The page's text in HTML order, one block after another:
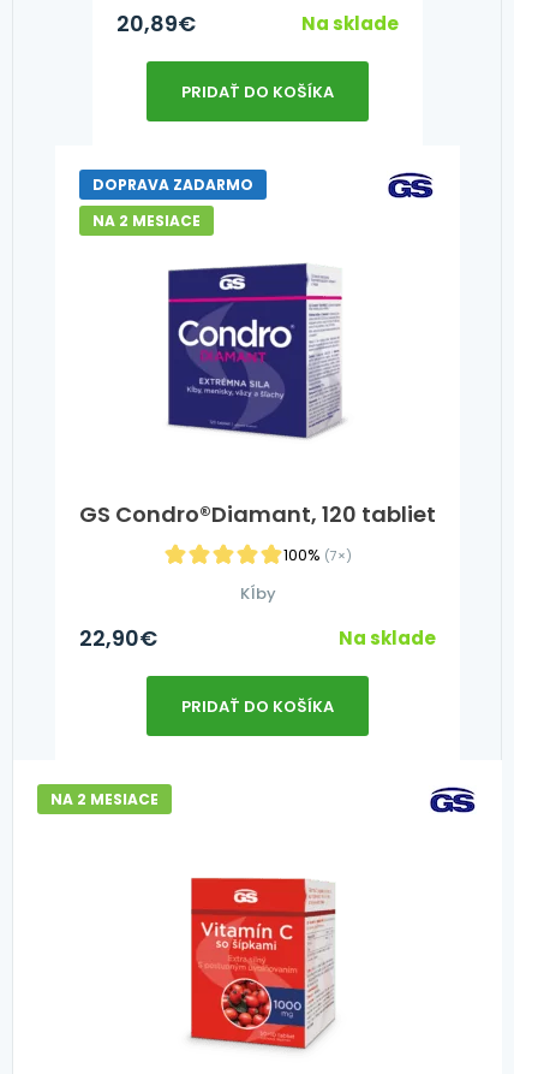
20,89€ Na sklade
PRIDAŤ DO KOŠÍKA
GS Condro®Diamant, 120 tabliet
100% (7×)
DOPRAVA ZADARMO
NA 2 MESIACE
Kĺby
22,90€ Na sklade
PRIDAŤ DO KOŠÍKA
NA 2 MESIACE